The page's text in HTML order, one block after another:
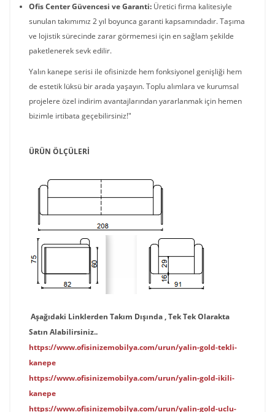
Ofis Center Güvencesi ve Garanti: Üretici firma kalitesiyle
sunulan takımımız 2 yıl boyunca garanti kapsamındadır. Taşıma
ve lojistik sürecinde zarar görmemesi için en sağlam şekilde
paketlenerek sevk edilir.
Yalın kanepe serisi ile ofisinizde hem fonksiyonel genişliği hem
de estetik lüksü bir arada yaşayın. Toplu alımlara ve kurumsal
projelere özel indirim avantajlarından yararlanmak için hemen
bizimle irtibata geçebilirsiniz!"
ÜRÜN ÖLÇÜLERİ
Aşağıdaki Linklerden Takım Dışında , Tek Tek Olarakta
Satın Alabilirsiniz..
https://www.ofisinizemobilya.com/urun/yalin-gold-tekli-
kanepe
https://www.ofisinizemobilya.com/urun/yalin-gold-ikili-
kanepe
https://www.ofisinizemobilya.com/urun/yalin-gold-uclu-